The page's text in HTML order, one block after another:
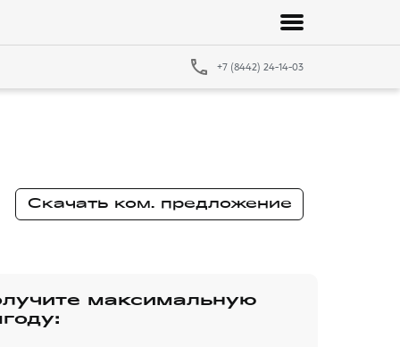
+7 (8442) 24-14-03
Скачать ком. предложение
максимальную